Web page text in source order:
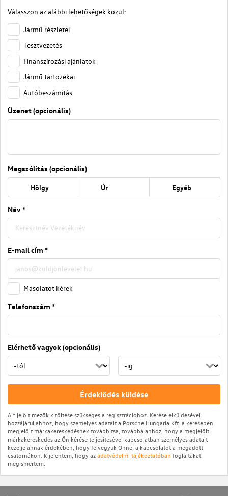
Válasszon az alábbi lehetőségek közül:
Jármű részletei
Tesztvezetés
Finanszírozási ajánlatok
Jármű tartozékai
Autóbeszámítás
Üzenet (opcionális)
Megszólítás (opcionális)
Hölgy Úr Egyéb
Név *
E-mail cím *
Másolatot kérek
Telefonszám *
Elérhető vagyok (opcionális)
Érdeklődés küldése
A * jelölt mezők kitöltése szükséges a regisztrációhoz. Kérése elküldésével
hozzájárul ahhoz, hogy személyes adatait a Porsche Hungaria Kft. a kérésében
megjelölt márkakereskedésnek továbbítsa, továbbá ahhoz, hogy a megjelölt
márkakereskedés az Ön kérése teljesítésével kapcsolatban személyes adatait
kezelje annak érdekében, hogy felvegyük Önnel a kapcsolatot a megadott
csatornákon. Kijelentem, hogy azadatvédelmi tájékoztatóban foglaltakat
megismertem.